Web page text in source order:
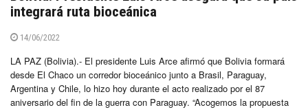
integrará ruta bioceánica
14/06/2022
LA PAZ (Bolivia).- El presidente Luis Arce afirmó que Bolivia formará
desde El Chaco un corredor bioceánico junto a Brasil, Paraguay,
Argentina y Chile, lo hizo hoy durante el acto realizado por el 87
aniversario del fin de la guerra con Paraguay. “Acogemos la propuesta